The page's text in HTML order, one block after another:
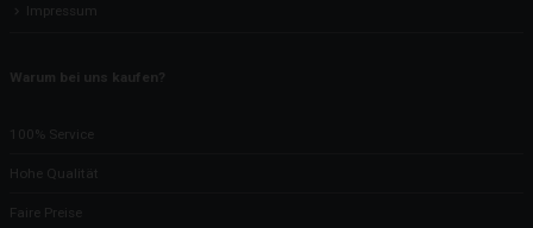
Impressum
Warum bei uns kaufen?
100% Service
Hohe Qualität
Faire Preise